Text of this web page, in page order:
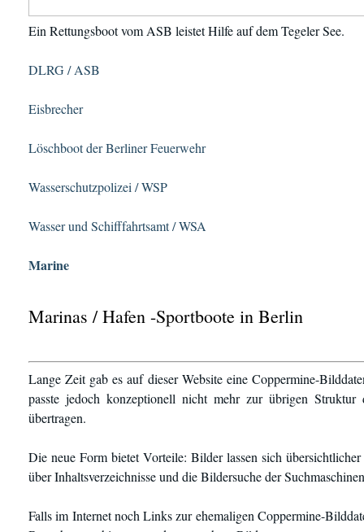
Ein Rettungsboot vom ASB leistet Hilfe auf dem Tegeler See.
DLRG / ASB
Eisbrecher
Löschboot der Berliner Feuerwehr
Wasserschutzpolizei / WSP
Wasser und Schifffahrtsamt / WSA
Marine
Marinas / Hafen -Sportboote in Berlin
Lange Zeit gab es auf dieser Website eine Coppermine-
passte jedoch konzeptionell nicht mehr zur übrigen
übertragen.
Die neue Form bietet Vorteile: Bilder lassen sich
über Inhaltsverzeichnisse und die Bildersuche der
Falls im Internet noch Links zur ehemaligen Coppermine-